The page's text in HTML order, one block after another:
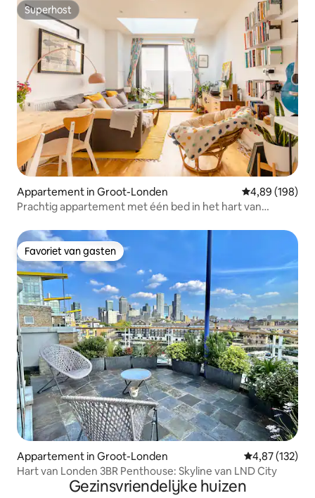
Superhost
Superhost
Appartement in Groot-Londen Gemiddelde
4,89 (198)
Prachtig appartement met één bed in het hart van
Favoriet van gasten
Favoriet van gasten
Appartement in Groot-Londen Gemiddelde
4,87 (132)
Hart van Londen 3BR Penthouse: Skyline van LND City
Gezinsvriendelijke huizen